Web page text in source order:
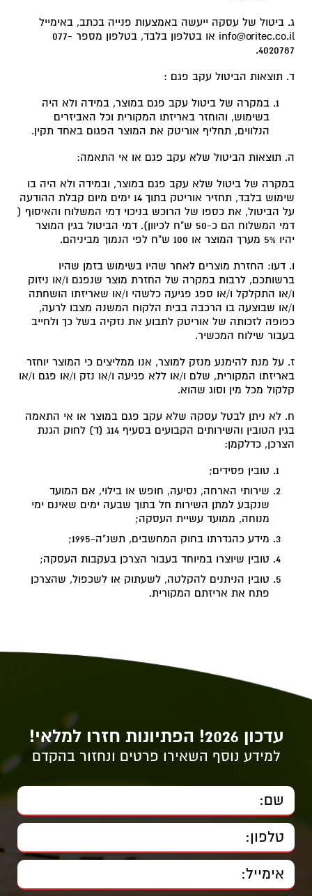
ג. ביטול של עסקה ייעשה באמצעות פנייה בכתב, באימייל
info@oritec.co.il או בטלפון בלבד, בטלפון מספר
077-
4020787
.
ד. תוצאות הביטול עקב פגם :
במקרה של ביטול עקב פגם במוצר, במידה ולא היה
בשימוש, והוחזר באריזתו המקורית וכל האביזרים
הנלווים, תחליף אוריטק את המוצר הפגום באחד תקין.
ה. תוצאות הביטול שלא עקב פגם או אי התאמה:
במקרה של ביטול שלא עקב פגם במוצר, ובמידה ולא היה בו
שימוש בלבד, תחזיר אוריטק בתוך 14 ימים מיום קבלת ההודעה
על הביטול, את כספו של הרוכש בניכוי דמי המשלוח והאיסוף (
דמי המשלוח הם כ-50 ש"ח לכיוון). דמי הביטול בגין המוצר
יהיו 5% מערך המוצר או 100 ש"ח לפי הנמוך מביניהם.
ו. דעו: החזרת מוצרים לאחר שהיו בשימוש בזמן שהיו
ברשותכם, לרבות במקרה של החזרת מוצר שנפגם ו/או ניזוק
ו/או התקלקל ו/או ספג פגיעה כלשהי ו/או שאריזתו הושחתה
ו/או שבוצעה בו הרכבה בבית הלקוח המשנה מצבו לרעה,
כפופה לזכותה של אוריטק לתבוע את נזקיה בשל כך ולחייב
בעבור שילוח המכשיר.
ז. על מנת להימנע מנזק למוצר, אנו ממליצים כי המוצר יוחזר
באריזתו המקורית, שלם ו/או ללא פגיעה ו/או נזק ו/או פגם ו/או
קלקול מכל מין וסוג שהוא.
ח. לא ניתן לבטל עסקה שלא עקב פגם במוצר או אי התאמה
בגין הטובין והשירותים הקבועים בסעיף 14ג (ד) לחוק הגנת
הצרכן, כדלקמן:
טובין פסידים;
שירותי הארחה, נסיעה, חופש או בילוי, אם המועד
שנקבע למתן השירות חל בתוך שבעה ימים שאינם ימי
מנוחה, ממועד עשיית העסקה;
מידע כהגדרתו בחוק המחשבים, תשנ"ה-1995;
טובין שיוצרו במיוחד בעבור הצרכן בעקבות העסקה;
טובין הניתנים להקלטה, לשעתוק או לשכפול, שהצרכן
פתח את אריזתם המקורית.
עדכון 2026! הפתיונות חזרו למלאי!
למידע נוסף השאירו פרטים ונחזור בהקדם
סטטיסטיקות
תפקוד האתר
ומבנהו,
בהתאם לאופן
שימוש.
חוויית
לקוח
כדי
שהאתר
בצורה
הטובה
ביותר
במהלך
ביקורך. אם
תבחר שלא
עוגיות אלו,
חלק
מהפונקציות
באתר לא
יהיו זמינות.
שיווק
על-ידי
שיתוף
תחומי
וההתנהגות
שלך
הביקור
באתר, גדל
אישית.